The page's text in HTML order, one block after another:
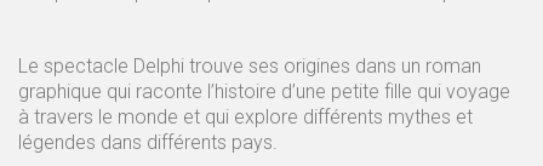
Le spectacle Delphi trouve ses origines dans un roman
graphique qui raconte l’histoire d’une petite fille qui voyage
à travers le monde et qui explore différents mythes et
légendes dans différents pays.